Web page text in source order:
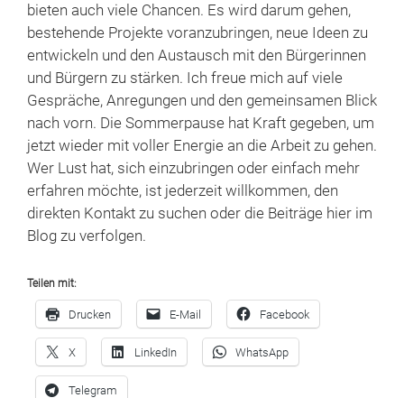
bieten auch viele Chancen. Es wird darum gehen,
bestehende Projekte voranzubringen, neue Ideen zu
entwickeln und den Austausch mit den Bürgerinnen
und Bürgern zu stärken. Ich freue mich auf viele
Gespräche, Anregungen und den gemeinsamen Blick
nach vorn. Die Sommerpause hat Kraft gegeben, um
jetzt wieder mit voller Energie an die Arbeit zu gehen.
Wer Lust hat, sich einzubringen oder einfach mehr
erfahren möchte, ist jederzeit willkommen, den
direkten Kontakt zu suchen oder die Beiträge hier im
Blog zu verfolgen.
Teilen mit:
Drucken E-Mail Facebook
X LinkedIn WhatsApp
Telegram